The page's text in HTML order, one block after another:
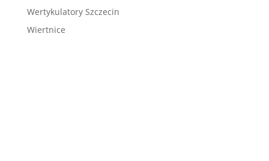
Wertykulatory Szczecin
Wiertnice